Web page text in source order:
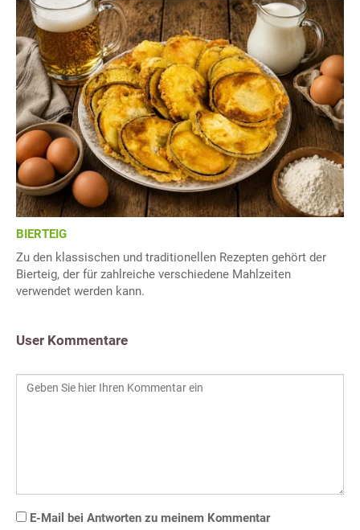
BIERTEIG
Zu den klassischen und traditionellen Rezepten gehört der
Bierteig, der für zahlreiche verschiedene Mahlzeiten
verwendet werden kann.
User Kommentare
E-Mail bei Antworten zu meinem Kommentar